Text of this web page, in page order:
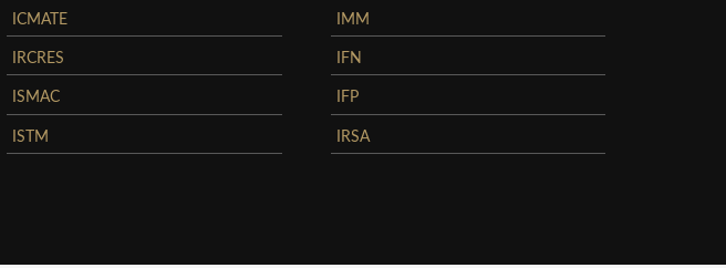
ICMATE
IRCRES
ISMAC
ISTM
IMM
IFN
IFP
IRSA